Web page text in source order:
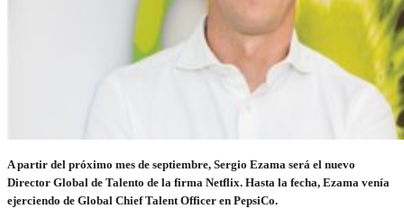
A partir del próximo mes de septiembre, Sergio Ezama será el nuevo
Director Global de Talento de la firma Netflix. Hasta la fecha, Ezama venía
ejerciendo de Global Chief Talent Officer en PepsiCo.